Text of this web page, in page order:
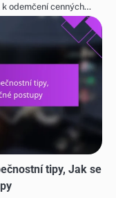
odemčení cenných…
tipy, Jak se